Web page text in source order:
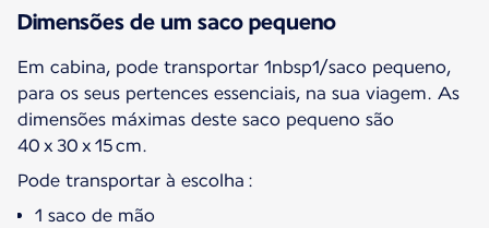
Dimensões de um saco pequeno
Em cabina, pode transportar 1nbsp1/saco pequeno,
para os seus pertences essenciais, na sua viagem. As
dimensões máximas deste saco pequeno são
40 x 30 x 15 cm.
Pode transportar à escolha :
1 saco de mão